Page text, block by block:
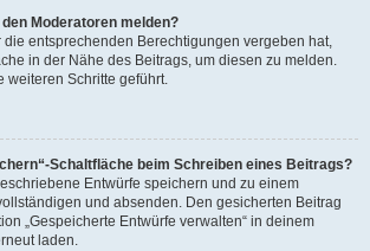
Moderatoren melden?
die entsprechenden Berechtigungen vergeben hat,
in der Nähe des Beitrags, um diesen zu melden.
weiteren Schritte geführt.
Schaltfläche beim Schreiben eines Beitrags?
Entwürfe speichern und zu einem
und absenden. Den gesicherten Beitrag
„Gespeicherte Entwürfe verwalten“ in deinem
laden.